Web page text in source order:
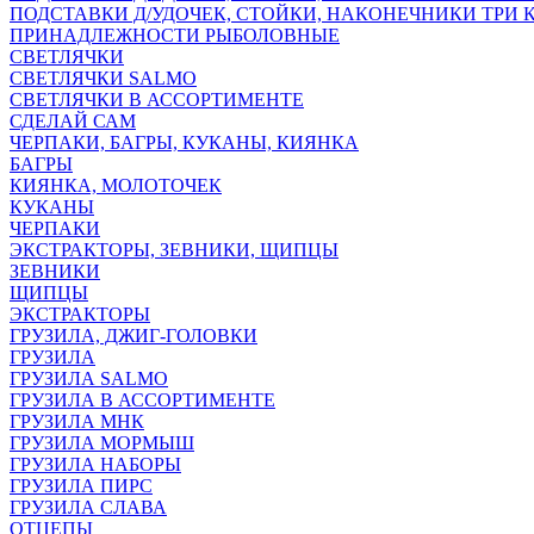
ПОДСТАВКИ Д/УДОЧЕК, СТОЙКИ, НАКОНЕЧНИКИ ТРИ
ПРИНАДЛЕЖНОСТИ РЫБОЛОВНЫЕ
СВЕТЛЯЧКИ
СВЕТЛЯЧКИ SALMO
СВЕТЛЯЧКИ В АССОРТИМЕНТЕ
СДЕЛАЙ САМ
ЧЕРПАКИ, БАГРЫ, КУКАНЫ, КИЯНКА
БАГРЫ
КИЯНКА, МОЛОТОЧЕК
КУКАНЫ
ЧЕРПАКИ
ЭКСТРАКТОРЫ, ЗЕВНИКИ, ЩИПЦЫ
ЗЕВНИКИ
ЩИПЦЫ
ЭКСТРАКТОРЫ
ГРУЗИЛА, ДЖИГ-ГОЛОВКИ
ГРУЗИЛА
ГРУЗИЛА SALMO
ГРУЗИЛА В АССОРТИМЕНТЕ
ГРУЗИЛА МНК
ГРУЗИЛА МОРМЫШ
ГРУЗИЛА НАБОРЫ
ГРУЗИЛА ПИРС
ГРУЗИЛА СЛАВА
ОТЦЕПЫ